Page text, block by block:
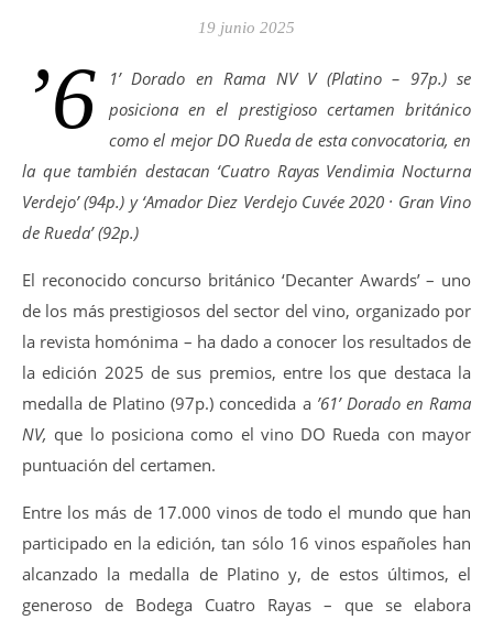
19 junio 2025
’6
1’ Dorado en Rama NV V (Platino – 97p.) se
posiciona en el prestigioso certamen británico
como el mejor DO Rueda de esta convocatoria, en
la que también destacan ‘Cuatro Rayas Vendimia Nocturna
Verdejo’ (94p.) y ‘Amador Diez Verdejo Cuvée 2020 · Gran Vino
de Rueda’ (92p.)
El reconocido concurso británico ‘Decanter Awards’ – uno
de los más prestigiosos del sector del vino, organizado por
la revista homónima – ha dado a conocer los resultados de
la edición 2025 de sus premios, entre los que destaca la
medalla de Platino (97p.) concedida a ’61’ Dorado en Rama
NV, que lo posiciona como el vino DO Rueda con mayor
puntuación del certamen.
Entre los más de 17.000 vinos de todo el mundo que han
participado en la edición, tan sólo 16 vinos españoles han
alcanzado la medalla de Platino y, de estos últimos, el
generoso de Bodega Cuatro Rayas – que se elabora